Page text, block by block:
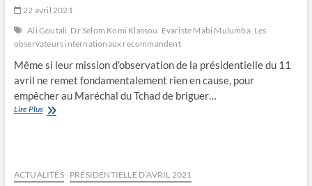
22 avril 2021
Ali Goutali Dr Selom Komi Klassou Evariste Mabi Mulumba Les
observateurs internationaux recommandent
Même si leur mission d’observation de la présidentielle du 11
avril ne remet fondamentalement rien en cause, pour
empêcher au Maréchal du Tchad de briguer…
Lire PlusLes
ACTUALITÉS PRÉSIDENTIELLE D’AVRIL 2021